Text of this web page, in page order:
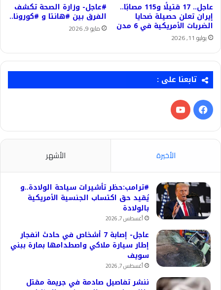
عاجل.. 17 قتيلًا و115 مصابًا..
إيران تعلن حصيلة ضحايا
الضربات الأمريكية في 6 مدن
يوليو 11, 2026
#عاجل- وزارة الصحة تكشف
الفرق بين #هانتا و #كورونا..
مايو 9, 2026
تابعنا على :
فيسبوك‫YouTube
الأخيرة الأشهر
#ترامب:حظر تأشيرات سياحة الولادة..و
يُقيد حق اكتساب الجنسية الأمريكية
بالولادة
أغسطس 7, 2026
عاجل- إصابة 7 أشخاص في حادث انفجار
إطار سيارة ملاكي واصطدامها بمارة ببني
سويف
أغسطس 7, 2026
ننشر تفاصيل صادمة في جريمة مقتل